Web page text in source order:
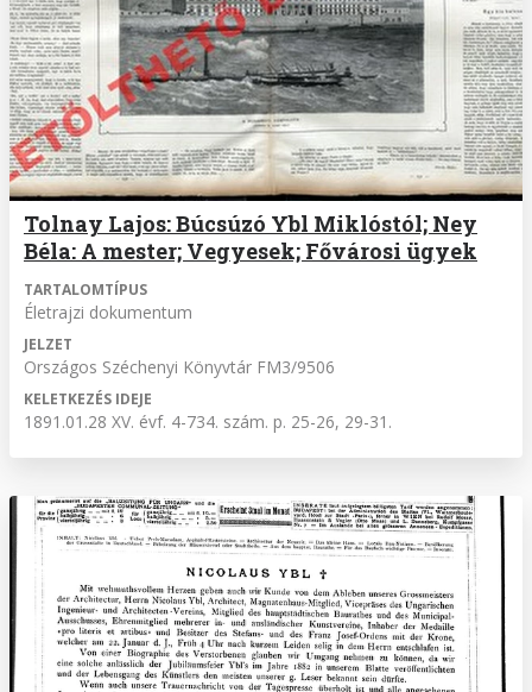
Tolnay Lajos: Búcsúzó Ybl Miklóstól; Ney
Béla: A mester; Vegyesek; Fővárosi ügyek
TARTALOMTÍPUS
Életrajzi dokumentum
JELZET
Országos Széchenyi Könyvtár FM3/9506
KELETKEZÉS IDEJE
1891.01.28 XV. évf. 4-734. szám. p. 25-26, 29-31.